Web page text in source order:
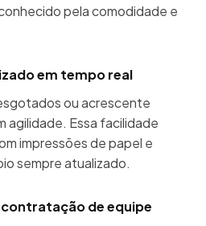
pela comodidade e
em tempo real
ou acrescente
agilidade. Essa facilidade
impressões de papel e
sempre atualizado.
de equipe